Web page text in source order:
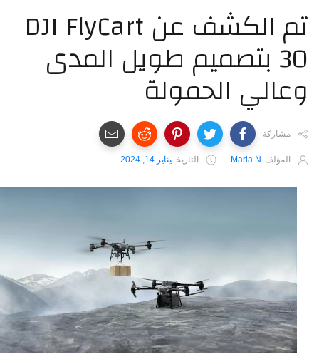
تم الكشف عن DJI FlyCart
30 بتصميم طويل المدى
الحمولة
مشاركة
المؤلف Maria N التاريخ يناير 14, 2024